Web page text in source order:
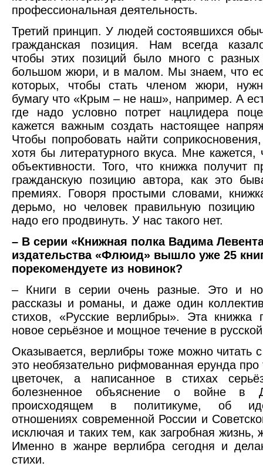
профессиональная деятельность.
Третий принцип. У людей состоявшихся
гражданская позиция. Нам всегда
чтобы этих позиций было много с
большом жюри, и в малом. Мы знаем, что
которых, чтобы стать членом жюри,
бумагу что «Крым – не наш», например. А
где надо условно потрет нацлидера
кажется важным создать настоящее
Чтобы попробовать найти
хотя бы литературного вкуса. Мне кажется,
объективности. Того, что книжка получит
гражданскую позицию автора, как это
премиях. Говоря простыми словами,
дерьмо, но человек правильную позицию
надо его продвинуть. У нас такого нет.
– В серии «Книжная полка Вадима
издательства «Флюид» вышло уже 25
порекомендуете из новинок?
– Книги в серии очень разные. Это и
рассказы и романы, и даже один
стихов, «Русские верлибры». Эта книжка
новое серьёзное и мощное течение в
Оказывается, верлибры тоже можно читать
это необязательно рифмованная ерунда про
цветочек, а написанное в стихах
болезненное объяснение о войне в
происходящем в политикуме, об
отношениях современной России и
исключая и таких тем, как загробная жизнь,
Именно в жанре верлибра сегодня и
стихи.